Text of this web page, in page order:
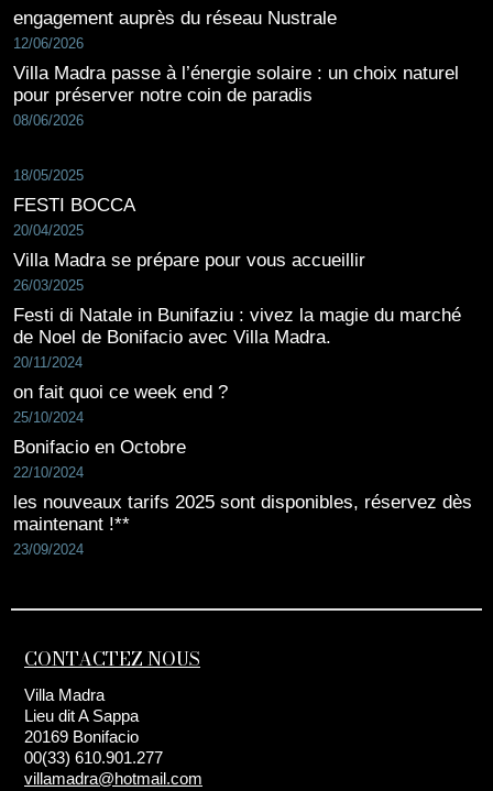
engagement auprès du réseau Nustrale
12/06/2026
Villa Madra passe à l’énergie solaire : un choix naturel
pour préserver notre coin de paradis
08/06/2026
18/05/2025
FESTI BOCCA
20/04/2025
Villa Madra se prépare pour vous accueillir
26/03/2025
Festi di Natale in Bunifaziu : vivez la magie du marché
de Noel de Bonifacio avec Villa Madra.
20/11/2024
on fait quoi ce week end ?
25/10/2024
Bonifacio en Octobre
22/10/2024
les nouveaux tarifs 2025 sont disponibles, réservez dès
maintenant !**
23/09/2024
CONTACTEZ NOUS
Villa Madra
Lieu dit A Sappa
20169 Bonifacio
00(33) 610.901.277
villamadra@hotmail.com